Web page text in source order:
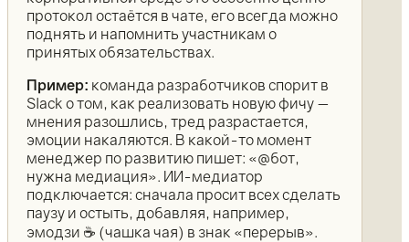
протокол остаётся в чате, его всегда можно
поднять и напомнить участникам о
принятых обязательствах.
Пример: команда разработчиков спорит в
Slack о том, как реализовать новую фичу —
мнения разошлись, тред разрастается,
эмоции накаляются. В какой-то момент
менеджер по развитию пишет: «@бот,
нужна медиация». ИИ-медиатор
подключается: сначала просит всех сделать
паузу и остыть, добавляя, например,
эмодзи ☕ (чашка чая) в знак «перерыв».